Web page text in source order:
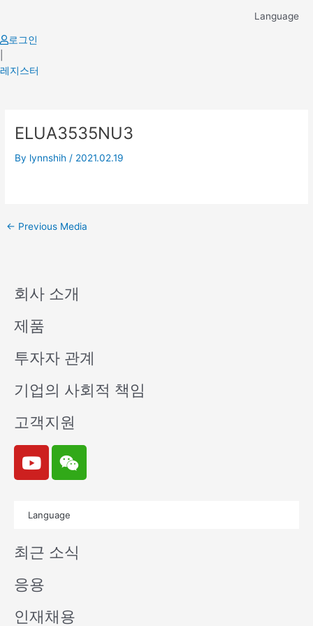
content
Language
로그인
레지스터
ELUA3535NU3
By lynnshih / 2021.02.19
navigation
← Previous Media
회사 소개
제품
투자자 관계
기업의 사회적 책임
고객지원
Y
o
u
e
W
e
i
n
Language
최근 소식
응용
인재채용